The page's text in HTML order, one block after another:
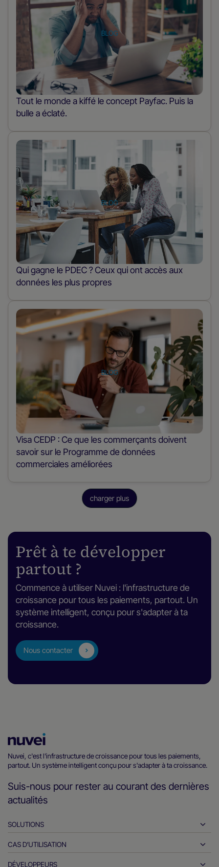
plus
sur
poste
BLOG
Tout le monde a kiffé le concept Payfac. Puis la
bulle a éclaté.
savoir
plus
sur
le
poste
BLOG
Qui gagne le PDEC ? Ceux qui ont accès aux
données les plus propres
En
savoir
plus
le
poste
BLOG
Visa CEDP : Ce que les commerçants doivent
savoir sur le Programme de données
commerciales améliorées
charger plus
Prêt à te développer
partout ?
Commence à utiliser Nuvei : l'infrastructure de
croissance pour tous les paiements, partout. Un
système intelligent, conçu pour s'adapter à ta
croissance.
Nous contacter
d’accueil
Nuvei
Nuvei, c'est l'infrastructure de croissance pour tous les paiements,
partout. Un système intelligent conçu pour s'adapter à ta croissance.
Suis-nous pour rester au courant des dernières
actualités
SOLUTIONS
Encaissements
Décaissements
CAS D’UTILISATION
L'hospitalité
DÉVELOPPEURS